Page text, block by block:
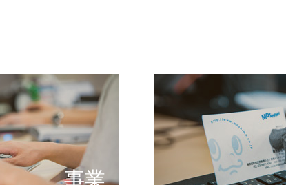
事業
可能性の実現に向けて
提供するサービスの仕組み